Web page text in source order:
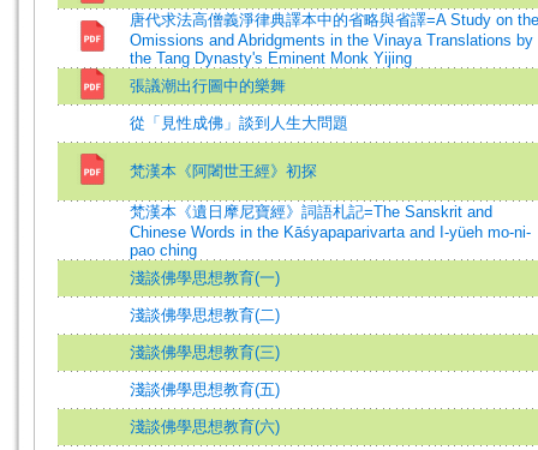
唐代求法高僧義淨律典譯本中的省略與省譯=A Study on the
Omissions and Abridgments in the Vinaya Translations by
the Tang Dynasty's Eminent Monk Yijing
張議潮出行圖中的樂舞
從「見性成佛」談到人生大問題
梵漢本《阿闍世王經》初探
梵漢本《遺日摩尼寶經》詞語札記=The Sanskrit and
Chinese Words in the Kāśyapaparivarta and I-yüeh mo-ni-
pao ching
淺談佛學思想教育(一)
淺談佛學思想教育(二)
淺談佛學思想教育(三)
淺談佛學思想教育(五)
淺談佛學思想教育(六)